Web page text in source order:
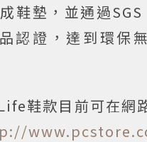
鞋墊，並通過SGS
認證，達到環保
鞋款目前可在網